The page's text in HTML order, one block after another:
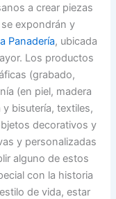
a crear piezas
expondrán y
Panadería, ubicada
Los productos
(grabado,
(en piel, madera
bisutería, textiles,
decorativos y
y personalizadas
alguno de estos
con la historia
de vida, estar